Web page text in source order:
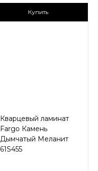
2
Купить
Кварцевый ламинат
Fargo Камень
Дымчатый Меланит
61S455